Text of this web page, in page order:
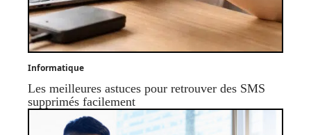
Informatique
Les meilleures astuces pour retrouver des SMS
supprimés facilement